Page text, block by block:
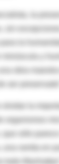
la
obra
ser
olvidar la
organismos